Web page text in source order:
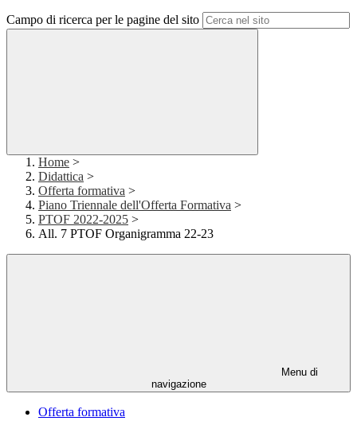
Campo di ricerca per le pagine del sito
Home >
Didattica >
Offerta formativa >
Piano Triennale dell'Offerta Formativa >
PTOF 2022-2025 >
All. 7 PTOF Organigramma 22-23
Menu di
navigazione
Offerta formativa